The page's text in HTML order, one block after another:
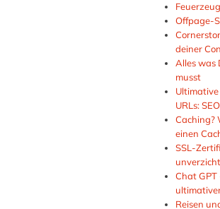
Offpage-
deiner
Alles was
musst
URLs:
Caching?
einen
SSL-
Chat
Reisen